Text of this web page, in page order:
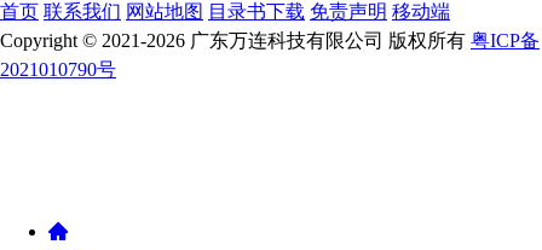
首页 联系我们 网站地图 目录书下载 免责声明 移动端
Copyright © 2021-2026 广东万连科技有限公司 版权所有 粤ICP备
2021010790号